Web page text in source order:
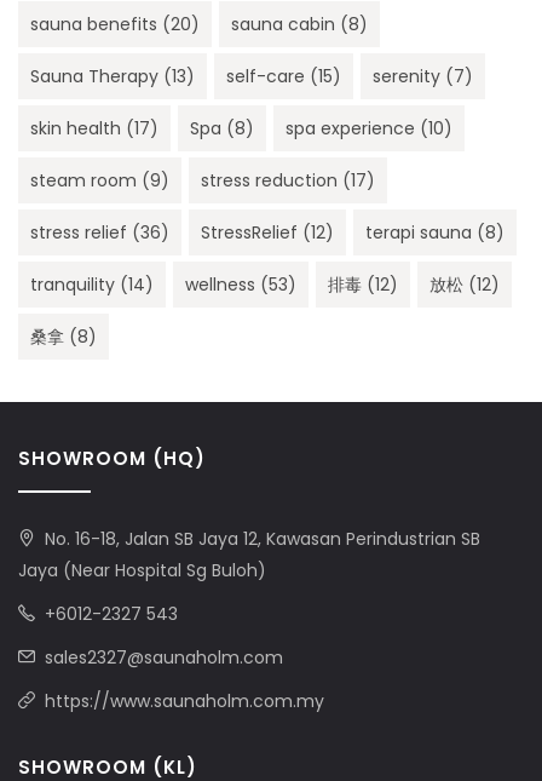
sauna benefits (20) sauna cabin (8)
Sauna Therapy (13) self-care (15) serenity (7)
skin health (17) Spa (8) spa experience (10)
steam room (9) stress reduction (17)
stress relief (36) StressRelief (12) terapi sauna (8)
tranquility (14) wellness (53) 排毒 (12) 放松 (12)
桑拿 (8)
SHOWROOM (HQ)
No. 16-18, Jalan SB Jaya 12, Kawasan Perindustrian SB
Jaya (Near Hospital Sg Buloh)
+6012-2327 543
sales2327@saunaholm.com
https://www.saunaholm.com.my
SHOWROOM (KL)